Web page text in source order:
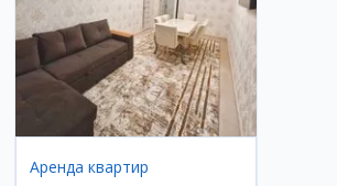
Аренда квартир